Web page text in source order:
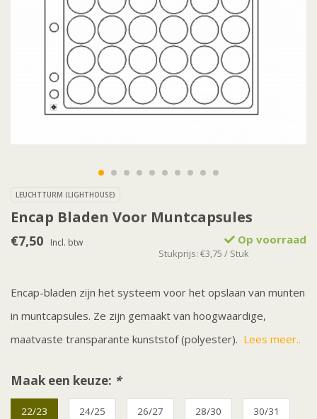
LEUCHTTURM (LIGHTHOUSE)
Encap Bladen Voor Muntcapsules
€7,50 Incl. btw Op voorraad
Stukprijs: €3,75 / Stuk
Encap-bladen zijn het systeem voor het opslaan van munten
in muntcapsules. Ze zijn gemaakt van hoogwaardige,
maatvaste transparante kunststof (polyester). Lees meer..
Maak een keuze: *
22/23 24/25 26/27 28/30 30/31